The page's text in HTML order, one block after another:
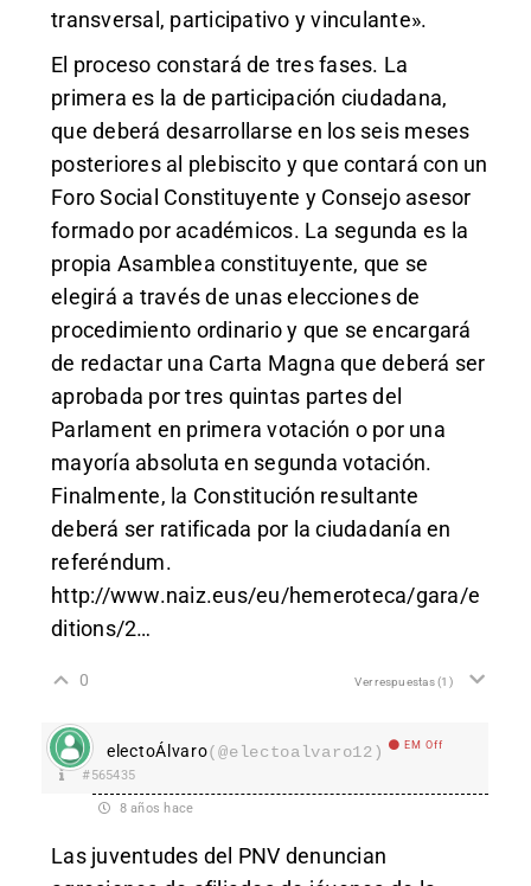
transversal, participativo y vinculante».
El proceso constará de tres fases. La
primera es la de participación ciudadana,
que deberá desarrollarse en los seis meses
posteriores al plebiscito y que contará con un
Foro Social Constituyente y Consejo asesor
formado por académicos. La segunda es la
propia Asamblea constituyente, que se
elegirá a través de unas elecciones de
procedimiento ordinario y que se encargará
de redactar una Carta Magna que deberá ser
aprobada por tres quintas partes del
Parlament en primera votación o por una
mayoría absoluta en segunda votación.
Finalmente, la Constitución resultante
deberá ser ratificada por la ciudadanía en
referéndum.
http://www.naiz.eus/eu/hemeroteca/gara/e
ditions/2…
0 Ver respuestas(1)
electoÁlvaro(@electoalvaro12) EM Off
#565435
8 años hace
Las juventudes del PNV denuncian